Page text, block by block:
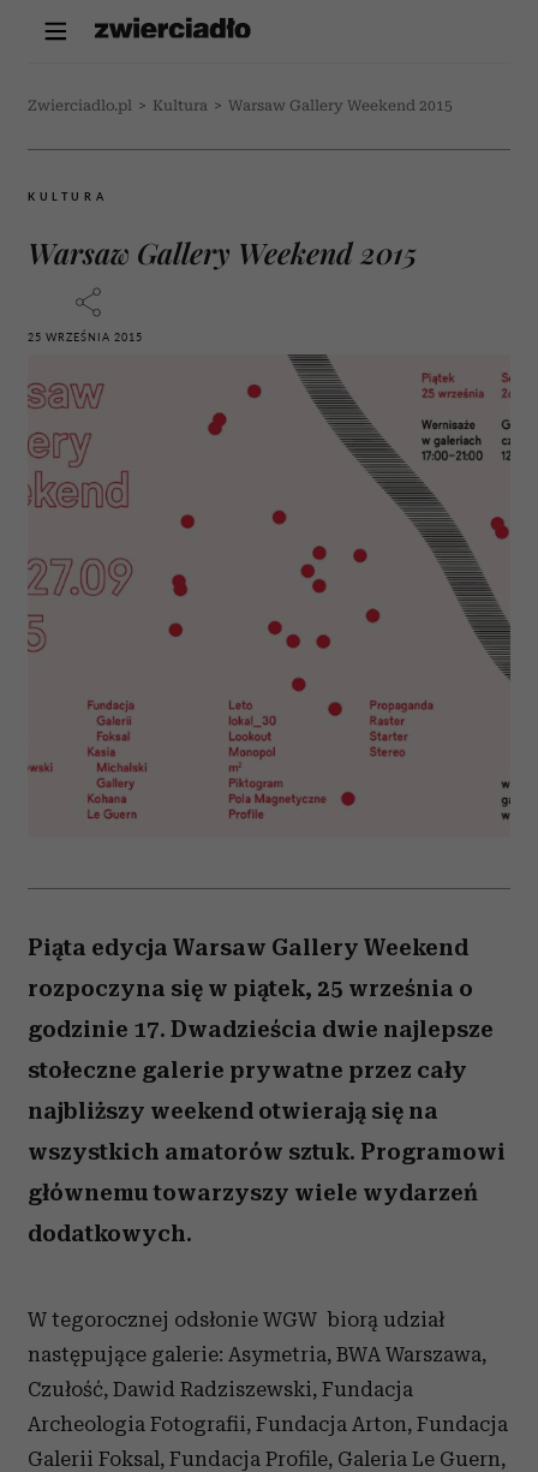
Zwierciadlo.pl > Kultura > Warsaw Gallery Weekend 2015
KULTURA
Warsaw Gallery Weekend 2015
25 WRZEŚNIA 2015
Piąta edycja Warsaw Gallery Weekend
rozpoczyna się w piątek, 25 września o
godzinie 17. Dwadzieścia dwie najlepsze
stołeczne galerie prywatne przez cały
najbliższy weekend otwierają się na
wszystkich amatorów sztuk. Programowi
głównemu towarzyszy wiele wydarzeń
dodatkowych.
W tegorocznej odsłonie WGW biorą udział
następujące galerie: Asymetria, BWA Warszawa,
Czułość, Dawid Radziszewski, Fundacja
Archeologia Fotografii, Fundacja Arton, Fundacja
Galerii Foksal, Fundacja Profile, Galeria Le Guern,